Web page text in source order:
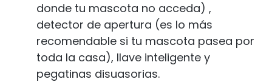
donde tu mascota no acceda) ,
detector de apertura (es lo más
recomendable si tu mascota pasea por
toda la casa), llave inteligente y
pegatinas disuasorias.